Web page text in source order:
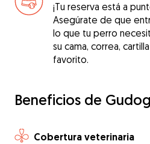
¡Tu reserva está a
Asegúrate de que
lo que tu perro
su cama, correa,
favorito.
Beneficios de Gudog
Cobertura veterinaria